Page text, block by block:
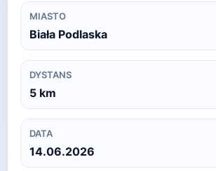
MIASTO
Biała Podlaska
DYSTANS
5 km
DATA
14.06.2026